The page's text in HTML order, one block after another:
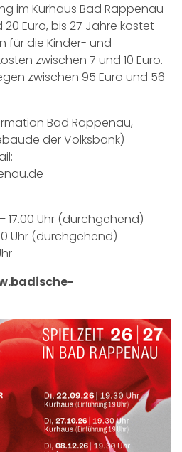
im Kurhaus Bad Rappenau
Euro, bis 27 Jahre kostet
für die Kinder- und
zwischen 7 und 10 Euro.
zwischen 95 Euro und 56
Bad Rappenau,
der Volksbank)
17.00 Uhr (durchgehend)
Uhr (durchgehend)